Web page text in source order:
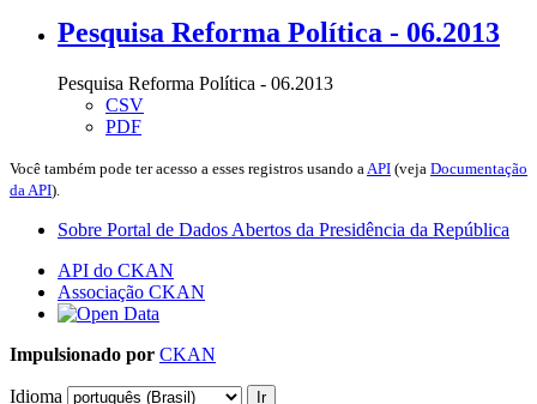
Pesquisa Reforma Política - 06.2013
Pesquisa Reforma Política - 06.2013
CSV
PDF
Você também pode ter acesso a esses registros usando a API (veja Documentação
da API).
Sobre Portal de Dados Abertos da Presidência da República
API do CKAN
Associação CKAN
Impulsionado por CKAN
Idioma Ir